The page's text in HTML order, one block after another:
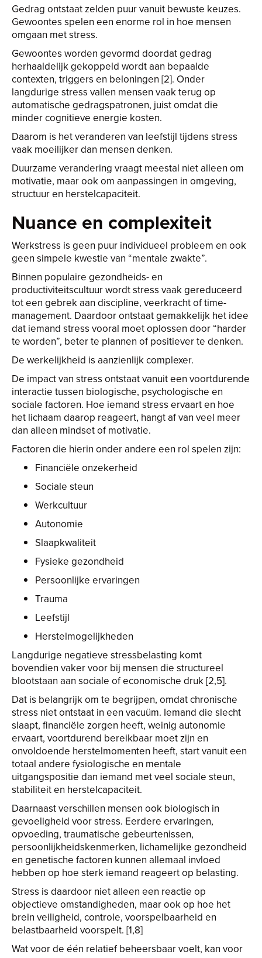
Gedrag ontstaat zelden puur vanuit bewuste keuzes.
Gewoontes spelen een enorme rol in hoe mensen
omgaan met stress.
Gewoontes worden gevormd doordat gedrag
herhaaldelijk gekoppeld wordt aan bepaalde
contexten, triggers en beloningen [2]. Onder
langdurige stress vallen mensen vaak terug op
automatische gedragspatronen, juist omdat die
minder cognitieve energie kosten.
Daarom is het veranderen van leefstijl tijdens stress
vaak moeilijker dan mensen denken.
Duurzame verandering vraagt meestal niet alleen om
motivatie, maar ook om aanpassingen in omgeving,
structuur en herstelcapaciteit.
Nuance en complexiteit
Werkstress is geen puur individueel probleem en ook
geen simpele kwestie van “mentale zwakte”.
Binnen populaire gezondheids- en
productiviteitscultuur wordt stress vaak gereduceerd
tot een gebrek aan discipline, veerkracht of time-
management. Daardoor ontstaat gemakkelijk het idee
dat iemand stress vooral moet oplossen door “harder
te worden”, beter te plannen of positiever te denken.
De werkelijkheid is aanzienlijk complexer.
De impact van stress ontstaat vanuit een voortdurende
interactie tussen biologische, psychologische en
sociale factoren. Hoe iemand stress ervaart en hoe
het lichaam daarop reageert, hangt af van veel meer
dan alleen mindset of motivatie.
Factoren die hierin onder andere een rol spelen zijn:
Financiële onzekerheid
Sociale steun
Werkcultuur
Autonomie
Slaapkwaliteit
Fysieke gezondheid
Persoonlijke ervaringen
Trauma
Leefstijl
Herstelmogelijkheden
Langdurige negatieve stressbelasting komt
bovendien vaker voor bij mensen die structureel
blootstaan aan sociale of economische druk [2,5].
Dat is belangrijk om te begrijpen, omdat chronische
stress niet ontstaat in een vacuüm. Iemand die slecht
slaapt, financiële zorgen heeft, weinig autonomie
ervaart, voortdurend bereikbaar moet zijn en
onvoldoende herstelmomenten heeft, start vanuit een
totaal andere fysiologische en mentale
uitgangspositie dan iemand met veel sociale steun,
stabiliteit en herstelcapaciteit.
Daarnaast verschillen mensen ook biologisch in
gevoeligheid voor stress. Eerdere ervaringen,
opvoeding, traumatische gebeurtenissen,
persoonlijkheidskenmerken, lichamelijke gezondheid
en genetische factoren kunnen allemaal invloed
hebben op hoe sterk iemand reageert op belasting.
Stress is daardoor niet alleen een reactie op
objectieve omstandigheden, maar ook op hoe het
brein veiligheid, controle, voorspelbaarheid en
belastbaarheid voorspelt. [1,8]
Wat voor de één relatief beheersbaar voelt, kan voor